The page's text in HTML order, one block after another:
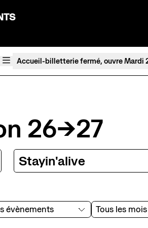
Accueil-billetterie fermé, ouvre Mardi
26→27
Stayin'alive
Les périodes
Nomade
précédentes